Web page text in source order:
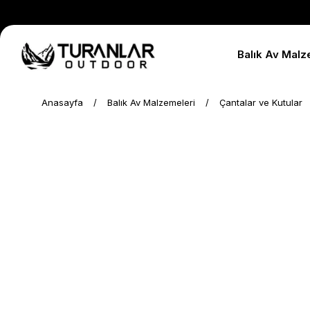
Balık Av
Anasayfa Balık Av Malzemeleri Çantalar ve Kutular